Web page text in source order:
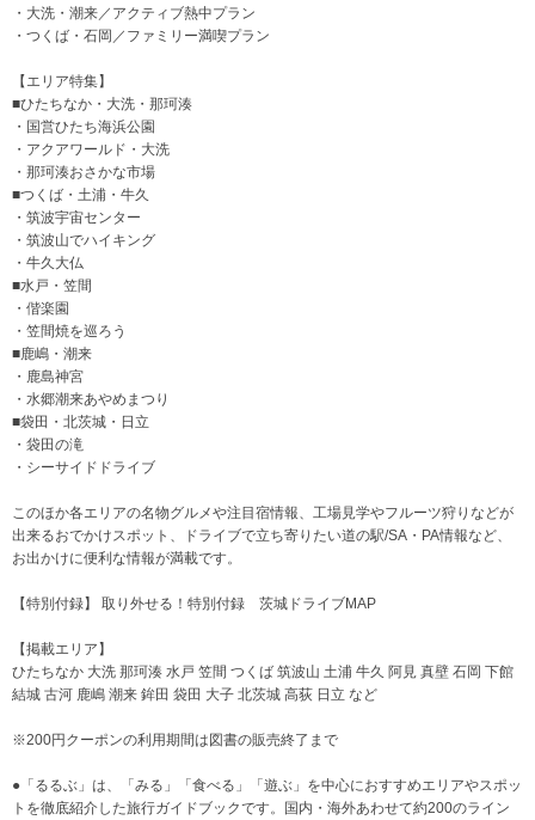
・大洗・潮来／アクティブ熱中プラン
・つくば・石岡／ファミリー満喫プラン
【エリア特集】
■ひたちなか・大洗・那珂湊
・国営ひたち海浜公園
・アクアワールド・大洗
・那珂湊おさかな市場
■つくば・土浦・牛久
・筑波宇宙センター
・筑波山でハイキング
・牛久大仏
■水戸・笠間
・偕楽園
・笠間焼を巡ろう
■鹿嶋・潮来
・鹿島神宮
・水郷潮来あやめまつり
■袋田・北茨城・日立
・袋田の滝
・シーサイドドライブ
このほか各エリアの名物グルメや注目宿情報、工場見学やフルーツ狩りなどが
出来るおでかけスポット、ドライブで立ち寄りたい道の駅/SA・PA情報など、
お出かけに便利な情報が満載です。
【特別付録】 取り外せる！特別付録 茨城ドライブMAP
【掲載エリア】
ひたちなか 大洗 那珂湊 水戸 笠間 つくば 筑波山 土浦 牛久 阿見 真壁 石岡 下館
結城 古河 鹿嶋 潮来 鉾田 袋田 大子 北茨城 高荻 日立 など
※200円クーポンの利用期間は図書の販売終了まで
●「るるぶ」は、「みる」「食べる」「遊ぶ」を中心におすすめエリアやスポッ
トを徹底紹介した旅行ガイドブックです。国内・海外あわせて約200のライン